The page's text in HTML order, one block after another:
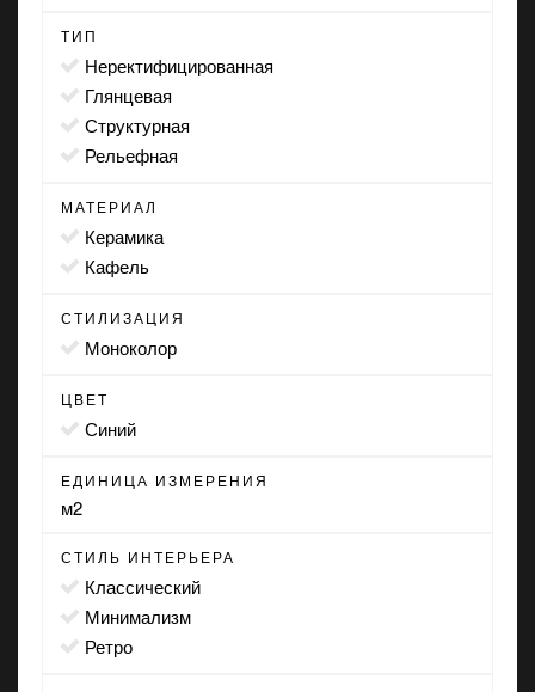
ТИП
неректифицированная
глянцевая
структурная
рельефная
МАТЕРИАЛ
Керамика
Кафель
СТИЛИЗАЦИЯ
моноколор
ЦВЕТ
синий
ЕДИНИЦА ИЗМЕРЕНИЯ
м2
СТИЛЬ ИНТЕРЬЕРА
классический
минимализм
ретро